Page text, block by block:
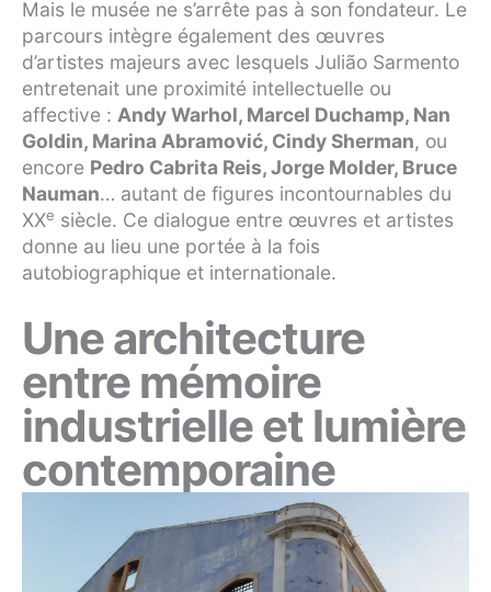
Mais le musée ne s’arrête pas à son fondateur. Le
parcours intègre également des œuvres
d’artistes majeurs avec lesquels Julião Sarmento
entretenait une proximité intellectuelle ou
affective : Andy Warhol, Marcel Duchamp, Nan
Goldin, Marina Abramović, Cindy Sherman, ou
encore Pedro Cabrita Reis, Jorge Molder, Bruce
Nauman… autant de figures incontournables du
XXe siècle. Ce dialogue entre œuvres et artistes
donne au lieu une portée à la fois
autobiographique et internationale.
Une architecture
entre mémoire
industrielle et lumière
contemporaine